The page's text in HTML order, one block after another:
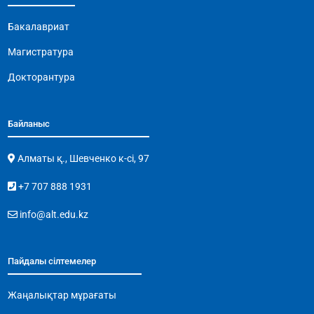
Бакалавриат
Магистратура
Докторантура
Байланыс
Алматы қ., Шевченко к-сі, 97
+7 707 888 1931
info@alt.edu.kz
Пайдалы сілтемелер
Жаңалықтар мұрағаты